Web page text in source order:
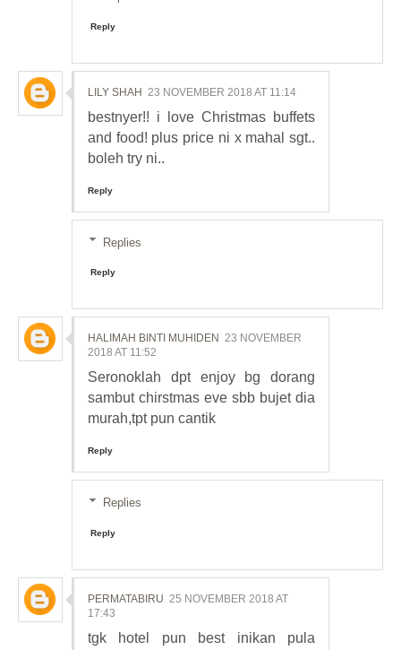
Reply
LILY SHAH 23 NOVEMBER 2018 AT 11:14
bestnyer!! i love Christmas buffets
and food! plus price ni x mahal sgt..
boleh try ni..
Reply
Replies
Reply
HALIMAH BINTI MUHIDEN 23 NOVEMBER
2018 AT 11:52
Seronoklah dpt enjoy bg dorang
sambut chirstmas eve sbb bujet dia
murah,tpt pun cantik
Reply
Replies
Reply
PERMATABIRU 25 NOVEMBER 2018 AT
17:43
tgk hotel pun best inikan pula